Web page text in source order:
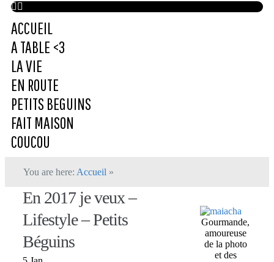
ACCUEIL
A TABLE <3
LA VIE
EN ROUTE
PETITS BEGUINS
FAIT MAISON
COUCOU
You are here: Accueil »
En 2017 je veux –
Lifestyle – Petits
Béguins
Gourmande,
amoureuse
de la photo
et des